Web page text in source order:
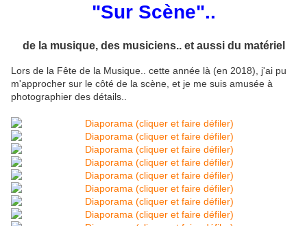
"Sur Scène"..
de la musique, des musiciens.. et aussi du matériel
Lors de la Fête de la Musique.. cette année là (en 2018), j'ai pu
m'approcher sur le côté de la scène, et je me suis amusée à
photographier des détails..